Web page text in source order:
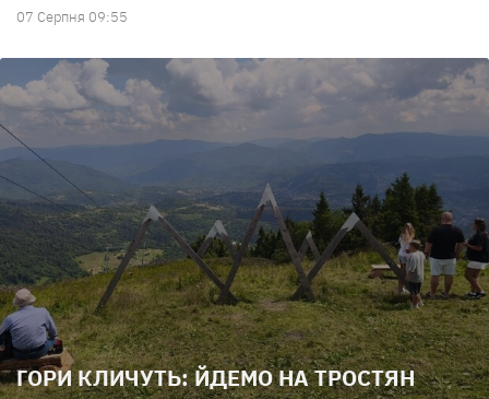
07 Серпня 09:55
ГОРИ КЛИЧУТЬ: ЙДЕМО НА ТРОСТЯН